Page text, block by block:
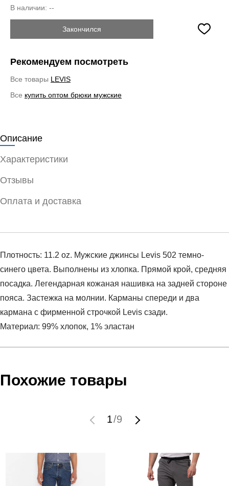
В наличии: --
Закончился
Рекомендуем посмотреть
Все товары LEVIS
Все купить оптом брюки мужские
Описание
Характеристики
Отзывы
Оплата и доставка
Плотность: 11.2 oz. Мужские джинсы Levis 502 темно-
синего цвета. Выполнены из хлопка. Прямой крой, средняя
посадка. Легендарная кожаная нашивка на задней стороне
пояса. Застежка на молнии. Карманы спереди и два
кармана с фирменной строчкой Levis сзади.
Материал: 99% хлопок, 1% эластан
Пол:мужской
спортивный стиль
Производитель:Турция
Коллекция:LEVIS SS20
Линейка: 502
Инструкция по оплате есть в самом конце счета, который
мы не увидим Вашу оплату.
Самовывоз в Москве.
Доставка по России всеми транспортными ТК, а также с
Похожие товары
1/9